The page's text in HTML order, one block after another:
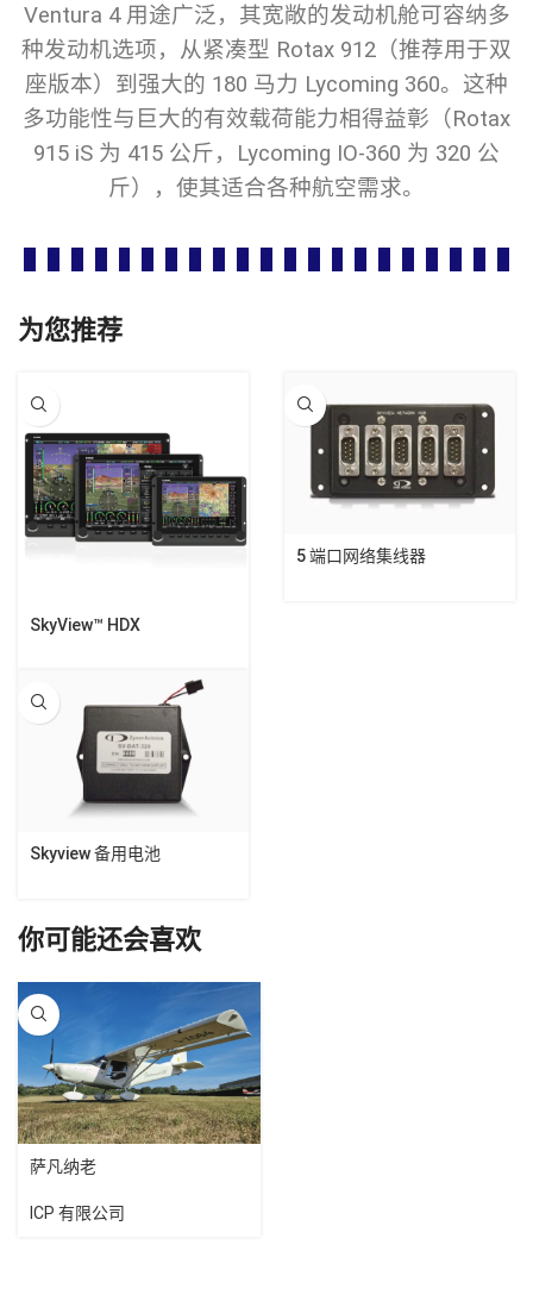
Ventura 4 用途广泛，其宽敞的发动机舱可容纳多
种发动机选项，从紧凑型 Rotax 912（推荐用于双
座版本）到强大的 180 马力 Lycoming 360。这种
多功能性与巨大的有效载荷能力相得益彰（Rotax
915 iS 为 415 公斤，Lycoming IO-360 为 320 公
斤），使其适合各种航空需求。
为您推荐
SkyView™ HDX
5 端口网络集线器
Skyview 备用电池
你可能还会喜欢
萨凡纳老
ICP 有限公司